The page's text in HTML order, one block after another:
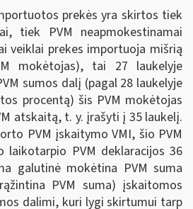
prekės yra skirtos tiek
tiek PVM neapmokestinamai
veiklai prekes importuoja mišrią
mokėtojas), tai 27 laukelyje
sumos dalį (pagal 28 laukelyje
procentą) šis PVM mokėtojas
atskaitą, t. y. įrašyti į 35 laukelį.
PVM įskaitymo VMI, šio PVM
laikotarpio PVM deklaracijos 36
galutinė mokėtina PVM suma
PVM suma) įskaitomos
dalimi, kuri lygi skirtumui tarp